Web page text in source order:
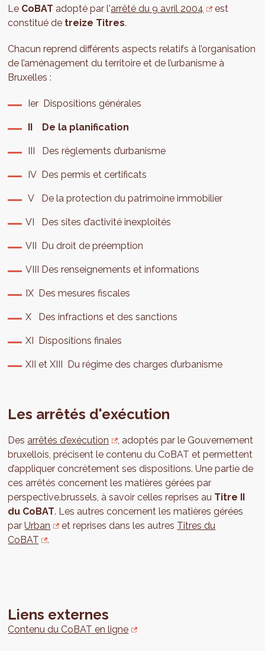
Le CoBAT adopté par l'arrêté du 9 avril 2004
est
constitué de treize Titres.
Chacun reprend différents aspects relatifs à l’organisation
de l’aménagement du territoire et de l’urbanisme à
Bruxelles :
Ier Dispositions générales
II De la planification
III Des règlements d’urbanisme
IV Des permis et certificats
V De la protection du patrimoine immobilier
VI Des sites d’activité inexploités
VII Du droit de préemption
VIII Des renseignements et informations
IX Des mesures fiscales
X Des infractions et des sanctions
XI Dispositions finales
XII et XIII Du régime des charges d’urbanisme
Les arrêtés d'exécution
Des arrêtés d’exécution
, adoptés par le Gouvernement
bruxellois, précisent le contenu du CoBAT et permettent
d’appliquer concrètement ses dispositions. Une partie de
ces arrêtés concernent les matières gérées par
perspective.brussels, à savoir celles reprises au Titre II
du CoBAT. Les autres concernent les matières gérées
parUrban et reprises dans les autres Titres du
CoBAT
.
Liens externes
Contenu du CoBAT en ligne